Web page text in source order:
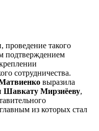
такого
подтверждением
сотрудничества.
выразила
Шавкату Мирзиёеву,
из которых стал